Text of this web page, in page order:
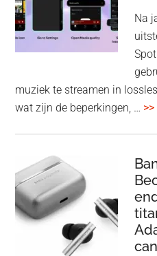
Na
muziek te streamen in
wat zijn de beperkingen, … >>
in